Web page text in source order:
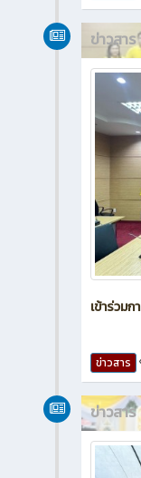
ข่าวสาร
เข้าร่วม
ข่าวสาร
ข่าวสาร